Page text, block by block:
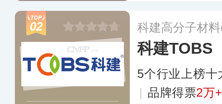
位。更多
02 科建高分子材
科建TOBS
5个行业上榜十
| 品牌得票2万+